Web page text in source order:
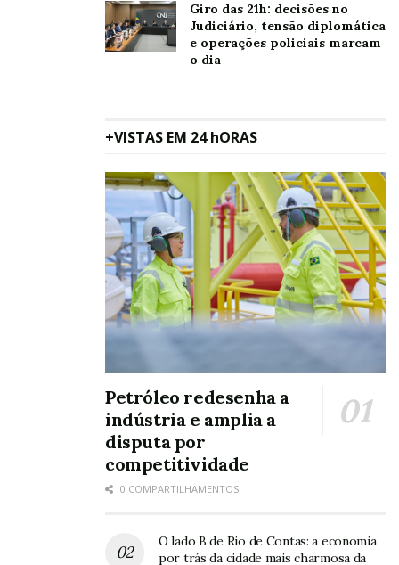
Giro das 21h: decisões no
Judiciário, tensão diplomática
e operações policiais marcam
o dia
+VISTAS EM 24 hORAS
Petróleo redesenha a
indústria e amplia a
disputa por
competitividade
0 COMPARTILHAMENTOS
O lado B de Rio de Contas: a economia
por trás da cidade mais charmosa da